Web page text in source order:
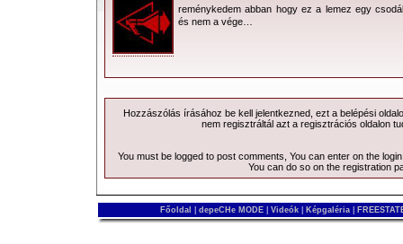
reménykedem abban hogy ez a lemez egy
és nem a vége…
Hozzászólás írásához be kell jelentkezned, ezt a belépési
nem regisztráltál azt a regisztrációs oldalon
You must be logged to post comments, You can enter on the
You can do so on the registration
Főoldal depeCHe MODE Videók Képgaléria